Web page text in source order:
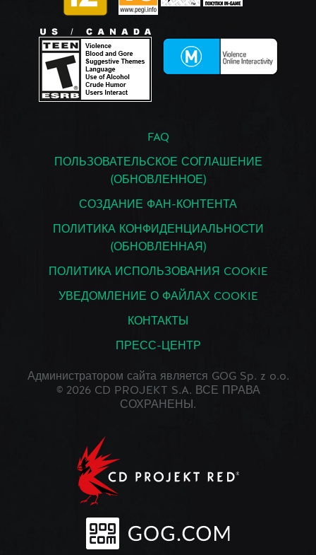
FAQ
ПОЛЬЗОВАТЕЛЬСКОЕ СОГЛАШЕНИЕ
(ОБНОВЛЕННОЕ)
СОЗДАНИЕ ФАН-КОНТЕНТА
ПОЛИТИКА КОНФИДЕНЦИАЛЬНОСТИ
(ОБНОВЛЕННАЯ)
ПОЛИТИКА ИСПОЛЬЗОВАНИЯ COOKIE
УВЕДОМЛЕНИЕ О ФАЙЛАХ COOKIE
КОНТАКТЫ
ПРЕСС-ЦЕНТР
Администратором сайта является GOG Sp. z o.o.
© 2026 CD PROJEKT S.A. ВСЕ ПРАВА
СОХРАНЕНЫ.